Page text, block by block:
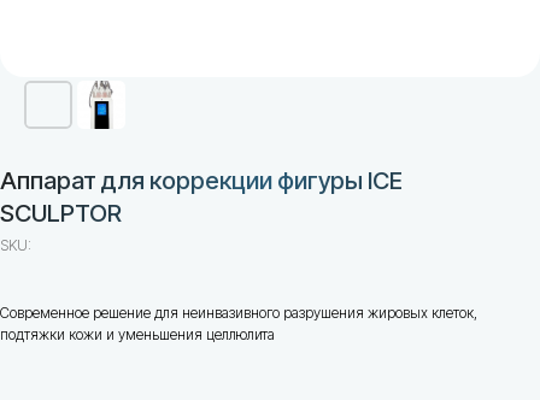
Аппарат для коррекции фигуры ICE
SCULPTOR
SKU:
Современное решение для неинвазивного разрушения жировых клеток,
подтяжки кожи и уменьшения целлюлита